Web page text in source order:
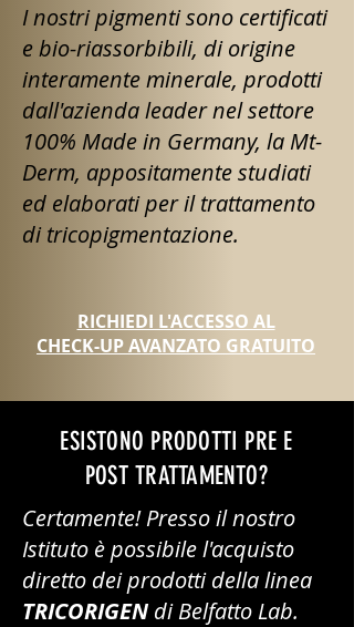
I nostri pigmenti sono certificati
e bio-riassorbibili, di origine
interamente minerale, prodotti
dall'azienda leader nel settore
100% Made in Germany, la Mt-
Derm, appositamente studiati
ed elaborati per il trattamento
di tricopigmentazione.
RICHIEDI L'ACCESSO AL
CHECK-UP AVANZATO GRATUITO
ESISTONO PRODOTTI PRE E
POST TRATTAMENTO?
Certamente! Presso il nostro
Istituto è possibile l'acquisto
diretto dei prodotti della linea
TRICORIGENdi Belfatto Lab.